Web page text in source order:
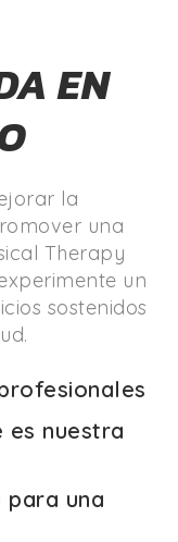
EN
la
una
Therapy
un
sostenidos
es nuestra
para una